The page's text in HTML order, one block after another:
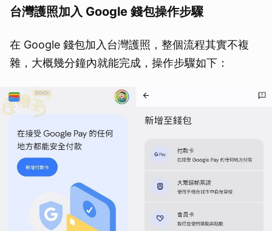
台灣護照加入 Google 錢包操作步驟
在 Google 錢包加入台灣護照，整個流程其實不複
雜，大概幾分鐘內就能完成，操作步驟如下：